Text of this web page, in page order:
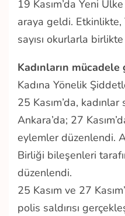
19 Kasım’da Yeni
araya geldi. Etkinlikte,
sayısı okurlarla
Kadınların mücadele
Kadına Yönelik
25 Kasım’da, kadınlar
Ankara’da; 27
eylemler düzenlendi.
Birliği bileşenleri
düzenlendi.
25 Kasım ve 27
polis saldırısı